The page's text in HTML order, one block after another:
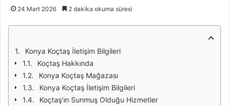
24 Mart 2026 2 dakika okuma süresi
Konya Koçtaş İletişim Bilgileri
Koçtaş Hakkında
Konya Koçtaş Mağazası
Konya Koçtaş İletişim Bilgileri
Koçtaş'ın Sunmuş Olduğu Hizmetler